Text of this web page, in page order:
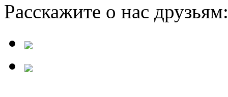
Расскажите о нас друзьям: